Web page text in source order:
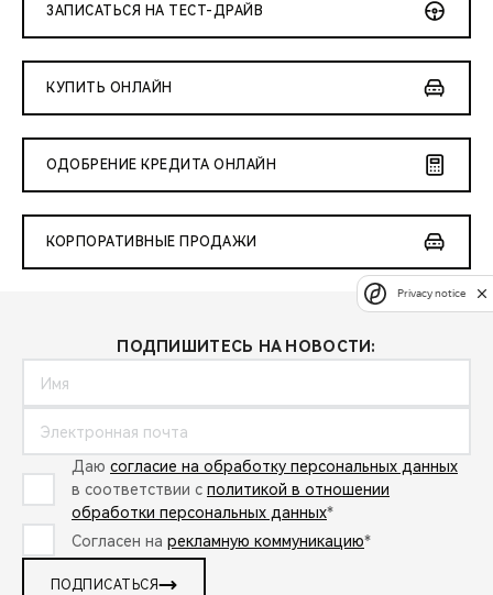
ЗАПИСАТЬСЯ НА ТЕСТ-ДРАЙВ
КУПИТЬ ОНЛАЙН
ОДОБРЕНИЕ КРЕДИТА ОНЛАЙН
КОРПОРАТИВНЫЕ ПРОДАЖИ
ПОДПИШИТЕСЬ НА НОВОСТИ:
Даю согласие на обработку персональных данных
в соответствии с политикой в отношении
обработки персональных данных*
Согласен на рекламную коммуникацию*
ПОДПИСАТЬСЯ
Privacy notice